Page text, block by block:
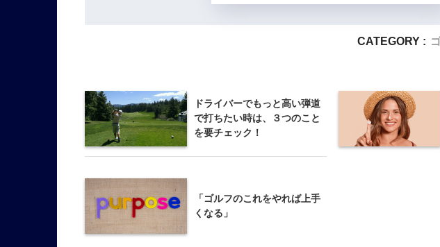
CATEGORY :
ドライバーでもっと高い弾道
で打ちたい時は、３つのこと
を要チェック！
「ゴルフのこれをやれば上手
くなる」